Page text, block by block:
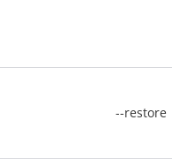
--restore